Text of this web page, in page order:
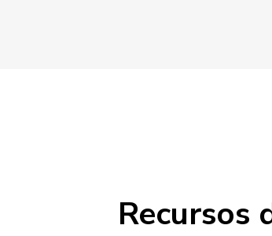
Recursos